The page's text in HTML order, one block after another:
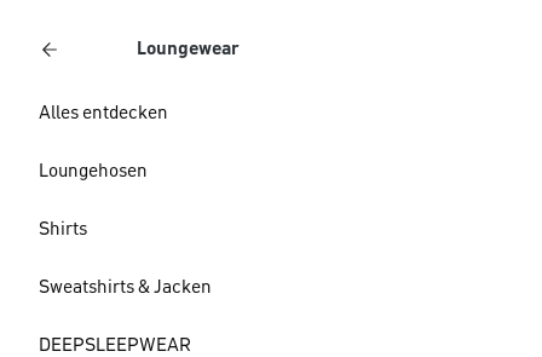
Loungewear
Alles entdecken
Loungehosen
Shirts
Sweatshirts & Jacken
DEEPSLEEPWEAR